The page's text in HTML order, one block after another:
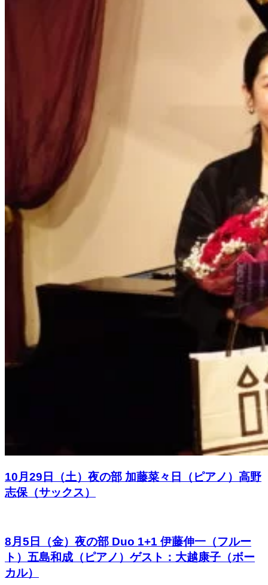
10月29日（土）夜の部 加藤菜々日（ピアノ）高野
志保（サックス）
8月5日（金）夜の部 Duo 1+1 伊藤伸一（フルー
ト）五島和成（ピアノ）ゲスト：大越康子（ボー
カル）